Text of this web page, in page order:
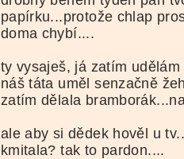
papírku...protože chlap
doma chybí....
ty vysaješ, já zatím
náš táta uměl senzačně
zatím dělala
ale aby si dědek hověl u
kmitala? tak to pardon....